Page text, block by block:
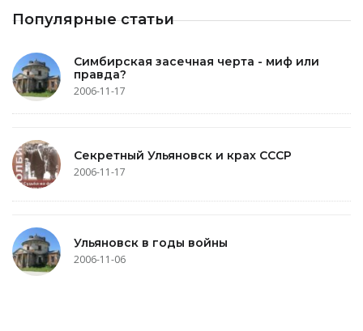
Популярные статьи
Симбирская засечная черта - миф или
правда?
2006-11-17
Секретный Ульяновск и крах СССР
2006-11-17
Ульяновск в годы войны
2006-11-06